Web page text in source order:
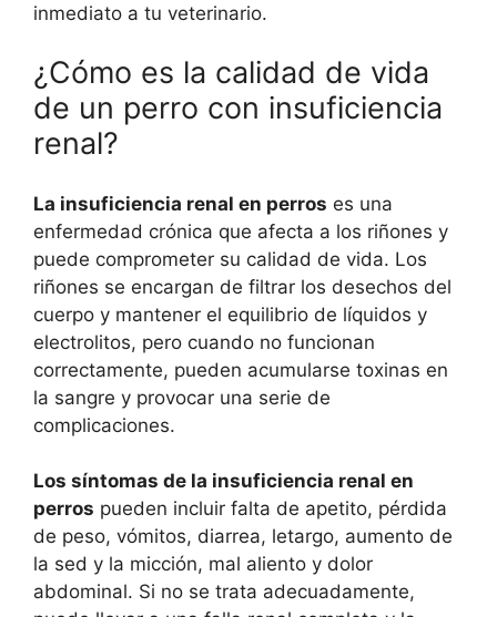
inmediato a tu veterinario.
¿Cómo es la calidad de vida
de un perro con insuficiencia
renal?
La insuficiencia renal en perros es una
enfermedad crónica que afecta a los riñones y
puede comprometer su calidad de vida. Los
riñones se encargan de filtrar los desechos del
cuerpo y mantener el equilibrio de líquidos y
electrolitos, pero cuando no funcionan
correctamente, pueden acumularse toxinas en
la sangre y provocar una serie de
complicaciones.
Los síntomas de la insuficiencia renal en
perros pueden incluir falta de apetito, pérdida
de peso, vómitos, diarrea, letargo, aumento de
la sed y la micción, mal aliento y dolor
abdominal. Si no se trata adecuadamente,